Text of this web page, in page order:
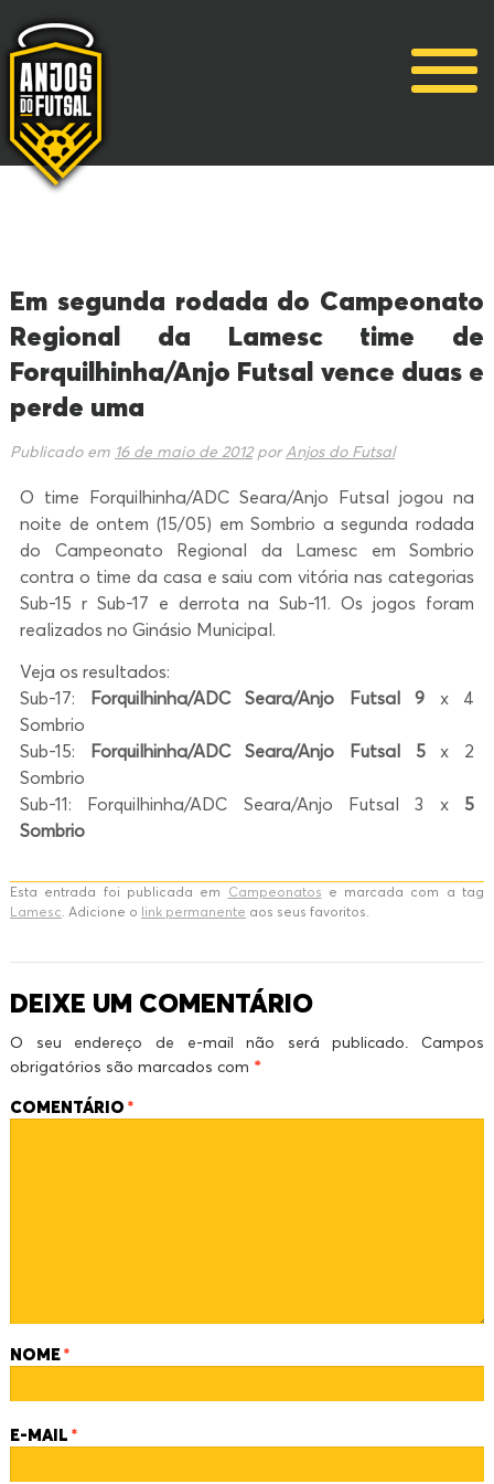
Em segunda rodada do Campeonato
Regional da Lamesc time de
Forquilhinha/Anjo Futsal vence duas e
perde uma
Publicado em 16 de maio de 2012 por Anjos do Futsal
O time Forquilhinha/ADC Seara/Anjo Futsal jogou na
noite de ontem (15/05) em Sombrio a segunda rodada
do Campeonato Regional da Lamesc em Sombrio
contra o time da casa e saiu com vitória nas categorias
Sub-15 r Sub-17 e derrota na Sub-11. Os jogos foram
realizados no Ginásio Municipal.
Veja os resultados:
Sub-17:
Forquilhinha/ADC Seara/Anjo Futsal 9 x 4
Sombrio
Sub-15:
Forquilhinha/ADC Seara/Anjo Futsal 5x 2
Sombrio
Sub-11: Forquilhinha/ADC Seara/Anjo Futsal 3 x 5
Sombrio
Esta entrada foi publicada em Campeonatos e marcada com a tag
Lamesc. Adicione o link permanente aos seus favoritos.
DEIXE UM COMENTÁRIO
O seu endereço de e-mail não será publicado.
Campos
obrigatórios são marcados com *
COMENTÁRIO *
NOME*
E-MAIL *